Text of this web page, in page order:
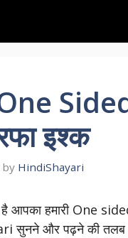
इश्क
by HindiShayari
है आपका हमारी One
सुनने और पढ़ने की तलब